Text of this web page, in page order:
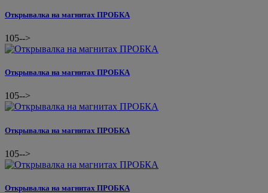
Открывалка на магнитах ПРОБКА
105-->
Открывалка на магнитах ПРОБКА
105-->
Открывалка на магнитах ПРОБКА
105-->
Открывалка на магнитах ПРОБКА